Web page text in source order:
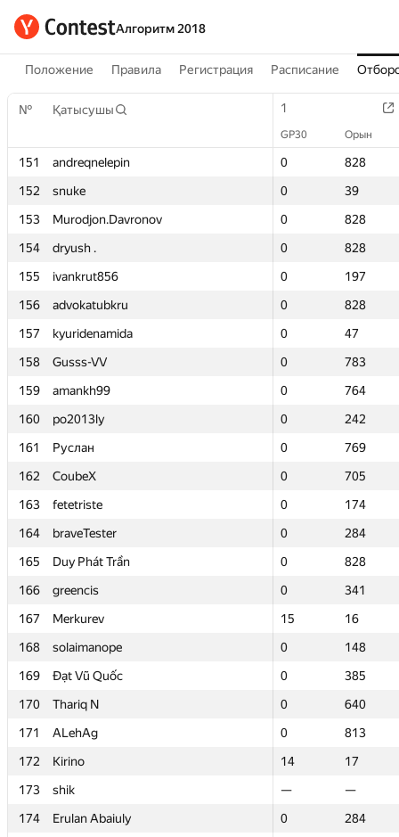
Алгоритм 2018
Положение Правила Регистрация Расписание
№ Қатысушы 1
GP30 Орын
151 andreqnelepin 0
828
152
snuke 0
39
153
Murodjon.Davronov 0
828
154
dryush . 0
828
155
ivankrut856 0
197
156
advokatubkru 0
828
157
kyuridenamida 0
47
158
Gusss-VV 0
783
159
amankh99 0
764
160
po2013ly 0
242
161
Руслан 0
769
162
CoubeX 0
705
163
fetetriste 0
174
164
braveTester 0
284
165
Duy Phát Trần 0
828
166
greencis 0
341
167
Merkurev 15
16
168
solaimanope 0
148
169
Đạt Vũ Quốc 0
385
170
Thariq N 0
640
171
ALehAg 0
813
172
Kirino 14
17
173
shik —
—
174
Erulan Abaiuly 0
284
№ Қатысушы 1
GP30 Орын
151 andreqnelepin 0
828
152
snuke 0
39
153
Murodjon.Davronov 0
828
154
dryush . 0
828
155
ivankrut856 0
197
156
advokatubkru 0
828
157
kyuridenamida 0
47
158
Gusss-VV 0
783
159
amankh99 0
764
160
po2013ly 0
242
161
Руслан 0
769
162
CoubeX 0
705
163
fetetriste 0
174
164
braveTester 0
284
165
Duy Phát Trần 0
828
166
greencis 0
341
167
Merkurev 15
16
168
solaimanope 0
148
169
Đạt Vũ Quốc 0
385
170
Thariq N 0
640
171
ALehAg 0
813
172
Kirino 14
17
173
shik —
—
174
Erulan Abaiuly 0
284